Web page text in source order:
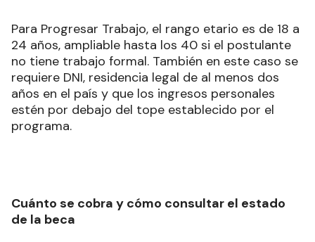
Para Progresar Trabajo, el rango etario es de 18 a
24 años, ampliable hasta los 40 si el postulante
no tiene trabajo formal. También en este caso se
requiere DNI, residencia legal de al menos dos
años en el país y que los ingresos personales
estén por debajo del tope establecido por el
programa.
Cuánto se cobra y cómo consultar el estado
de la beca